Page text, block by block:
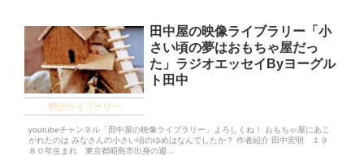
映像ライブラリー
田中屋の映像ライブラリー「小
さい頃の夢はおもちゃ屋だっ
た」ラジオエッセイByヨーグル
ト田中
youtubeチャンネル「田中屋の映像ライブラリー」よろしくね！ おもちゃ屋にあこ
がれたのは みなさんの小さい頃のゆめはなんでしたか？ 作者紹介 田中宏明 １９
８０年生まれ 東京都昭島市出身の週...